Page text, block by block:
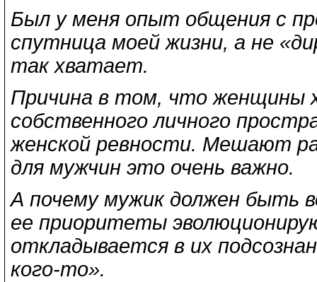
Был у меня опыт общения с
спутница моей жизни, а не
так хватает.
Причина в том, что женщины
собственного личного
женской ревности. Мешают
для мужчин это очень важно.
А почему мужик должен быть
ее приоритеты
откладывается в их
кого-то».